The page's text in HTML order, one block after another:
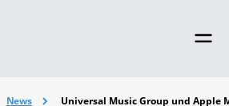
News Universal Music Group und Apple